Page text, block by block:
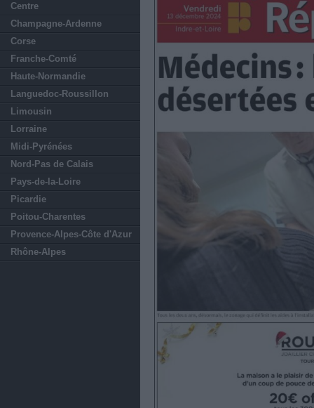
Centre
Champagne-Ardenne
Corse
Franche-Comté
Haute-Normandie
Languedoc-Roussillon
Limousin
Lorraine
Midi-Pyrénées
Nord-Pas de Calais
Pays-de-la-Loire
Picardie
Poitou-Charentes
Provence-Alpes-Côte d'Azur
Rhône-Alpes